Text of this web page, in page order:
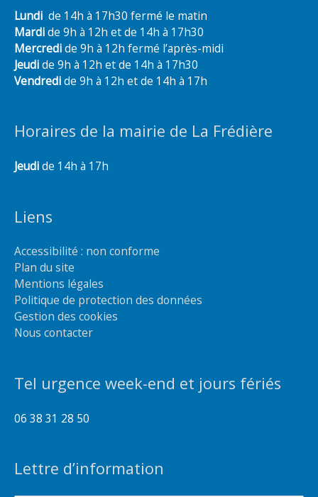
Lundi de 14h à 17h30 fermé le matin
Mardide 9h à 12h et de 14h à 17h30
Mercredide 9h à 12h fermé l’après-midi
Jeudide 9h à 12h et de 14h à 17h30
Vendredide 9h à 12h et de 14h à 17h
Horaires de la mairie de La Frédière
Jeudide 14h à 17h
Liens
Accessibilité : non conforme
Plan du site
Mentions légales
Politique de protection des données
Gestion des cookies
Nous contacter
Tel urgence week-end et jours fériés
06 38 31 28 50
Lettre d’information